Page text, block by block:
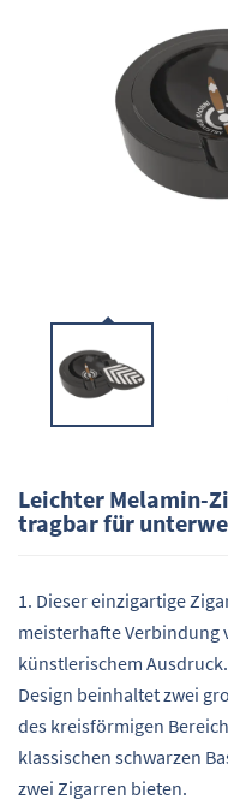
Leichter Melamin-
tragbar für
1. Dieser einzigartige
meisterhafte
künstlerischem
Design beinhaltet zwei
des kreisförmigen
klassischen schwarzen
zwei Zigarren bieten.